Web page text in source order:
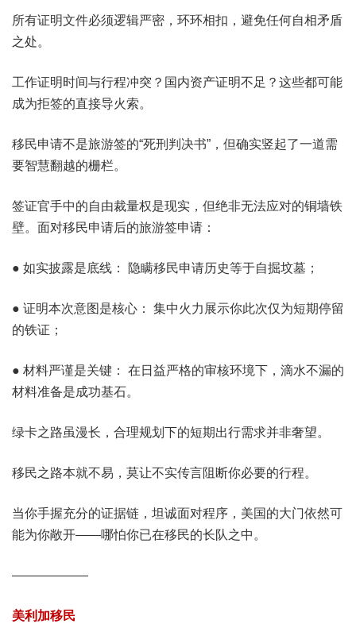
所有证明文件必须逻辑严密，环环相扣，避免任何自相矛盾
之处。
工作证明时间与行程冲突？国内资产证明不足？这些都可能
成为拒签的直接导火索。
移民申请不是旅游签的“死刑判决书”，但确实竖起了一道需
要智慧翻越的栅栏。
签证官手中的自由裁量权是现实，但绝非无法应对的铜墙铁
壁。面对移民申请后的旅游签申请：
● 如实披露是底线： 隐瞒移民申请历史等于自掘坟墓；
● 证明本次意图是核心： 集中火力展示你此次仅为短期停留
的铁证；
● 材料严谨是关键： 在日益严格的审核环境下，滴水不漏的
材料准备是成功基石。
绿卡之路虽漫长，合理规划下的短期出行需求并非奢望。
移民之路本就不易，莫让不实传言阻断你必要的行程。
当你手握充分的证据链，坦诚面对程序，美国的大门依然可
能为你敞开——哪怕你已在移民的长队之中。
——————
美利加移民